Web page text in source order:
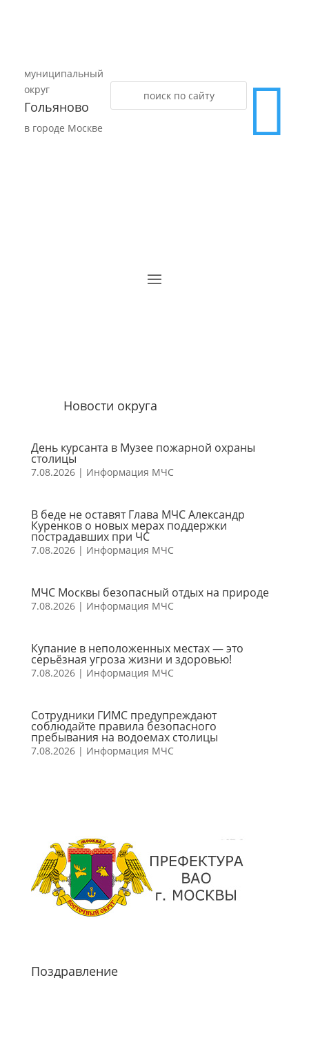
муниципальный
округ
Гольяново
в городе Москве 
Новости округа
День курсанта в Музее пожарной охраны
столицы
7.08.2026| Информация МЧС
В беде не оставят Глава МЧС Александр
Куренков о новых мерах поддержки
пострадавших при ЧС
7.08.2026| Информация МЧС
МЧС Москвы безопасный отдых на природе
7.08.2026| Информация МЧС
Купание в неположенных местах — это
серьёзная угроза жизни и здоровью!
7.08.2026| Информация МЧС
Сотрудники ГИМС предупреждают
соблюдайте правила безопасного
пребывания на водоемах столицы
7.08.2026| Информация МЧС
Поздравление